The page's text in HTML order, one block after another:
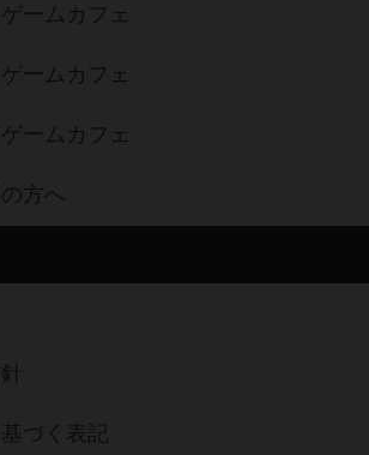
ームカフェ
ームカフェ
ームカフェ
方へ
づく表記